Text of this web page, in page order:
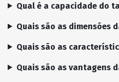
Qual é a capacidade do
Quais são as dimensões
Quais são as
Quais são as vantagens